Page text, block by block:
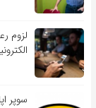
لزوم
سوپر